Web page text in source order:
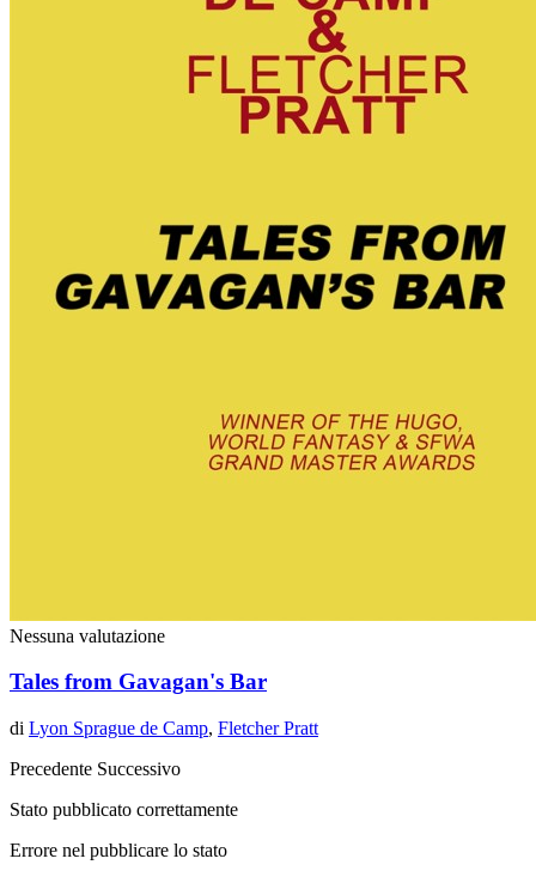
Nessuna valutazione
Tales from Gavagan's Bar
di Lyon Sprague de Camp, Fletcher Pratt
Precedente Successivo
Stato pubblicato correttamente
Errore nel pubblicare lo stato